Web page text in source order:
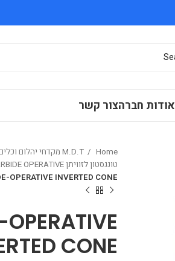
אודות חברהצור קשר
Home M.D.T מקדחי יהלום וכלים רוטורים
טונגסטון לזוויתן RA CARBIDE OPERATIVE
OPERATIVE INVERTED CONE
CONE